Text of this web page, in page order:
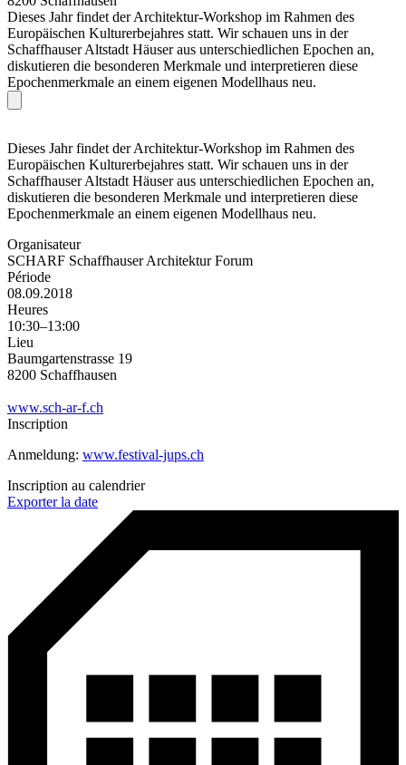
Dieses Jahr findet der Architektur-Workshop im Rahmen des
Europäischen Kulturerbejahres statt. Wir schauen uns in der
Schaffhauser Altstadt Häuser aus unterschiedlichen Epochen an,
diskutieren die besonderen Merkmale und interpretieren diese
Epochenmerkmale an einem eigenen Modellhaus neu.
Dieses Jahr findet der Architektur-Workshop im Rahmen des
Europäischen Kulturerbejahres statt. Wir schauen uns in der
Schaffhauser Altstadt Häuser aus unterschiedlichen Epochen an,
diskutieren die besonderen Merkmale und interpretieren diese
Epochenmerkmale an einem eigenen Modellhaus neu.
Organisateur
SCHARF Schaffhauser Architektur Forum
Période
08.09.2018
Heures
10:30–13:00
Lieu
Baumgartenstrasse 19
8200 Schaffhausen
www.sch-ar-f.ch
Inscription
Anmeldung: www.festival-jups.ch
Inscription au calendrier
Exporter la date